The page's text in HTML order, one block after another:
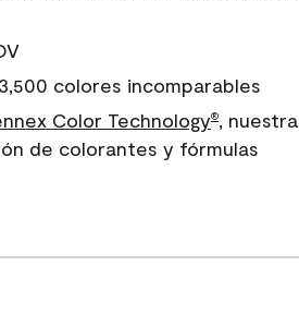
colores incomparables
Color Technology®, nuestra
de colorantes y fórmulas